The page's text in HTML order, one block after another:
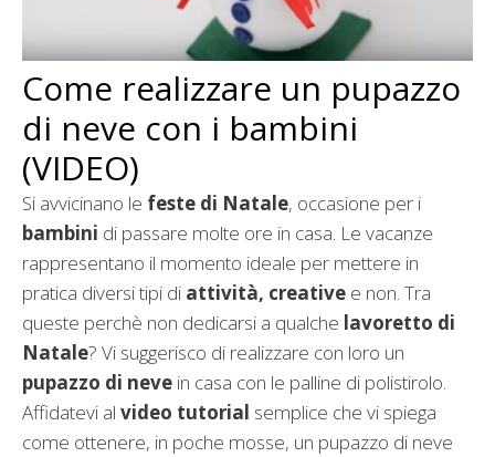
Come realizzare un pupazzo
di neve con i bambini
(VIDEO)
Si avvicinano le feste di Natale, occasione per i
bambini di passare molte ore in casa. Le vacanze
rappresentano il momento ideale per mettere in
pratica diversi tipi di attività, creative e non. Tra
queste perchè non dedicarsi a qualche lavoretto di
Natale? Vi suggerisco di realizzare con loro un
pupazzo di neve in casa con le palline di polistirolo.
Affidatevi al video tutorial semplice che vi spiega
come ottenere, in poche mosse, un pupazzo di neve